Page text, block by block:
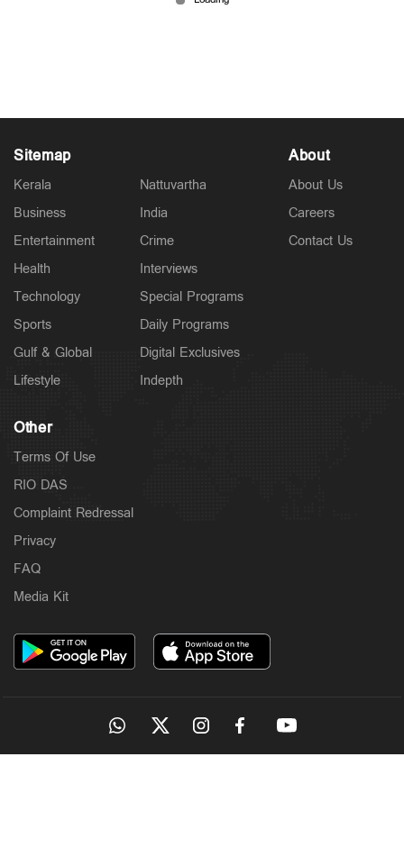
യുദ്ധം അവസാനിപ്പിക്കാൻ കരട് കരാറിൽ
Sitemap
Kerala
Business
Entertainment
Health
Technology
Sports
Gulf & Global
Lifestyle
Nattuvartha
India
Crime
Interviews
Special Programs
Daily Programs
Digital Exclusives
Indepth
About
About Us
Careers
Contact Us
Other
Terms Of Use
RIO DAS
Complaint Redressal
Privacy
FAQ
Media Kit